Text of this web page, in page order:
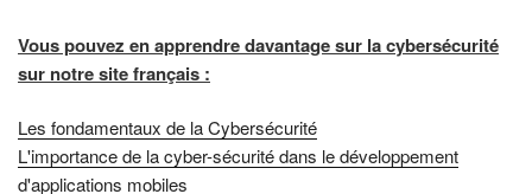
Vous pouvez en apprendre davantage sur la cybersécurité
sur notre site français :
Les fondamentaux de la Cybersécurité
L'importance de la cyber-sécurité dans le développement
d'applications mobiles